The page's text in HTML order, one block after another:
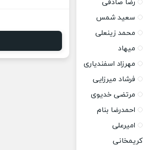
رضا صادقی
سعید شمس
محمد زینعلی
میهاد
مهرزاد اسفندیاری
فرشاد میرزایی
مرتضی خدیوی
احمدرضا بنام
امیرعلی
کریمخانی